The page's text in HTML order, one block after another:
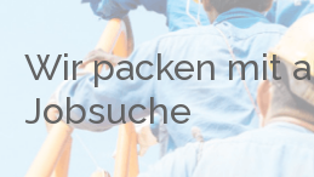
Wir packen mit
Jobsuche